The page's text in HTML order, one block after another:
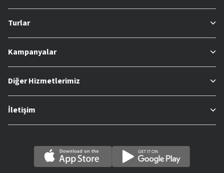
Turlar
Kampanyalar
Diğer Hizmetlerimiz
İletişim